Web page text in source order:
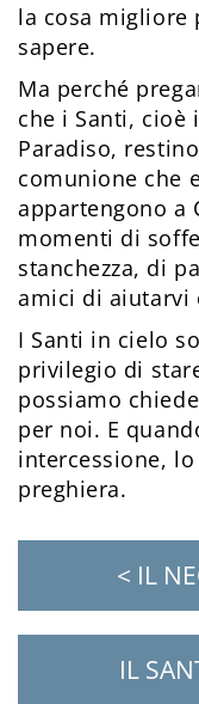
la cosa migliore
sapere.
Ma perché
che i Santi, cioè
Paradiso,
comunione che
appartengono a
momenti di
stanchezza, di
amici di aiutarvi
I Santi in cielo
privilegio di
possiamo
per noi. E
intercessione,
preghiera.
< IL
IL